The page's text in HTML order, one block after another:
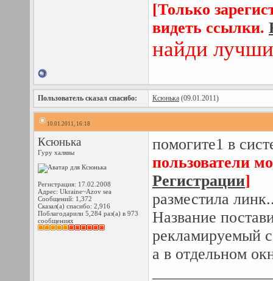
[Только
видеть ссылки.
найди
Пользователь сказал cпасибо: Ксюнька (09.01.2011)
10.01.2011, 16:18
Ксюнька
Гуру халявы
Регистрация: 17.02.2008
Адрес: Ukraine~Azov sea
Сообщений: 1,372
Сказал(а) спасибо: 2,916
Поблагодарили 5,284 раз(а) в 973
сообщениях
помогите1 в
пользователи
Регистрации]
разместила
Название
рекламируемый
а в отдельном